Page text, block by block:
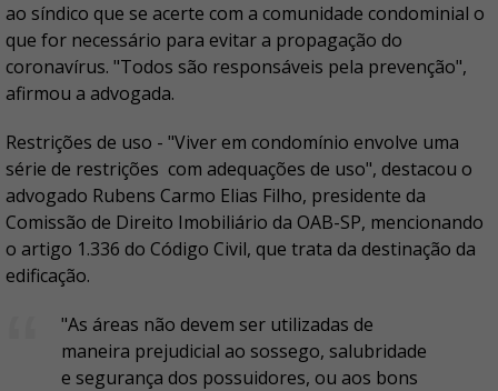
ao síndico que se acerte com a comunidade condominial o
que for necessário para evitar a propagação do
coronavírus. "Todos são responsáveis pela prevenção",
afirmou a advogada.
Restrições de uso - "Viver em condomínio envolve uma
série de restrições com adequações de uso", destacou o
advogado Rubens Carmo Elias Filho, presidente da
Comissão de Direito Imobiliário da OAB-SP, mencionando
o artigo 1.336 do Código Civil, que trata da destinação da
edificação.
"As áreas não devem ser utilizadas de
maneira prejudicial ao sossego, salubridade
e segurança dos possuidores, ou aos bons